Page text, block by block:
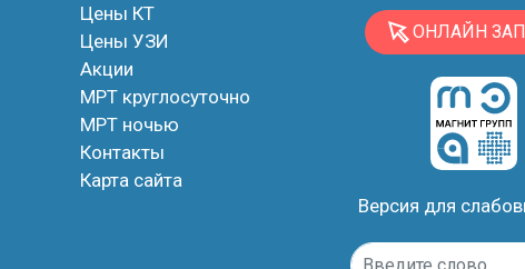
Цены КТ
Цены УЗИ
Акции
МРТ круглосуточно
МРТ ночью
Контакты
Карта сайта
ОНЛАЙН
Версия для